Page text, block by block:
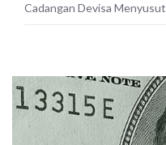
Cadangan Devisa Menyusut